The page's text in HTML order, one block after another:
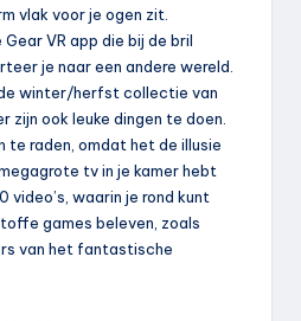
vlak voor je ogen zit.
VR app die bij de bril
je naar een andere wereld.
winter/herfst collectie van
zijn ook leuke dingen te doen.
te raden, omdat het de illusie
tv in je kamer hebt
video’s, waarin je rond kunt
games beleven, zoals
van het fantastische